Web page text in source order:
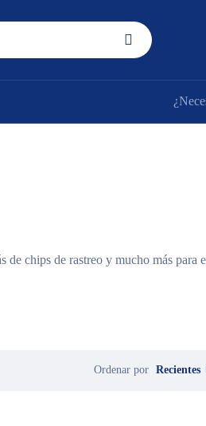
de chips de rastreo y mucho más para
Ordenar por Recientes